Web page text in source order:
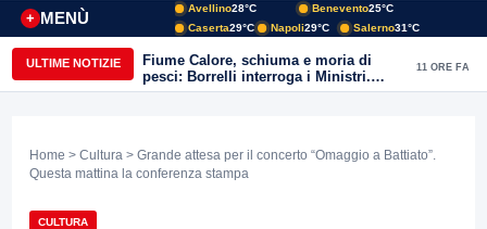
MENÙ
+
Avellino28°C Benevento25°C
Caserta29°C Napoli29°C Salerno31°C
ULTIME NOTIZIE
Fiume Calore, schiuma e moria di
pesci: Borrelli interroga i Ministri.
“Benevento paga l’assenza del
11 ORE FA
Home > Cultura > Grande attesa per il concerto “Omaggio a Battiato”.
Questa mattina la conferenza stampa
CULTURA